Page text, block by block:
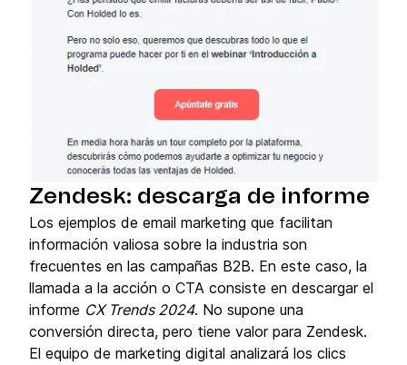
Zendesk: descarga de informe
Los ejemplos de email marketing que facilitan
información valiosa sobre la industria son
frecuentes en las campañas B2B. En este caso, la
llamada a la acción o CTA consiste en descargar el
informe CX Trends 2024. No supone una
conversión directa, pero tiene valor para Zendesk.
El equipo de marketing digital analizará los clics